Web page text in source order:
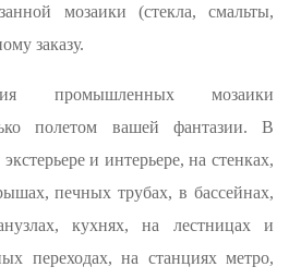
мозаики (стекла, смальты,
заказу.
промышленных мозаики
полетом вашей фантазии. В
и интерьере, на стенках,
печных трубах, в бассейнах,
кухнях, на лестницах и
переходах, на станциях метро,